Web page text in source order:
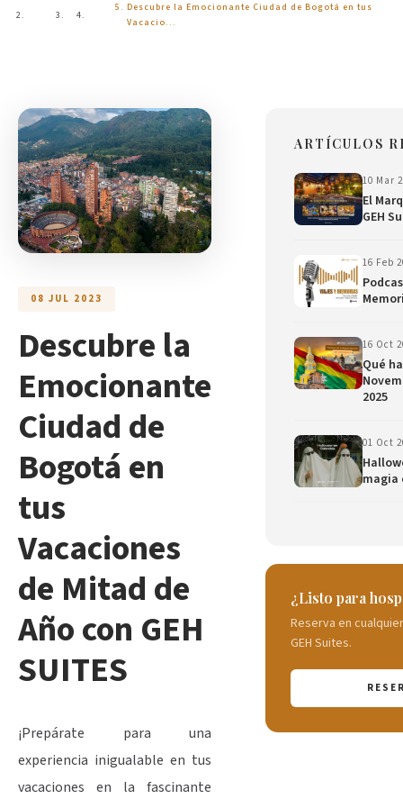
Inicio Blog
Descubre la Emocionante Ciudad de Bogotá en tus
Vacacio…
08 JUL 2023
Descubre la
Emocionante
Ciudad de
Bogotá en
tus
Vacaciones
de Mitad de
Año con GEH
SUITES
¡Prepárate para una
experiencia inigualable en tus
vacaciones en la fascinante
ARTÍCULOS
10 Mar
El
GEH
16 Feb
16 Oct
Qué
2025
01 Oct
magia
¿Listo para
Reserva en
GEH Suites.